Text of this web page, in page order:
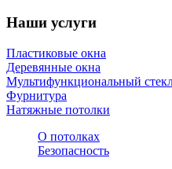
Наши услуги
Пластиковые окна
Деревянные окна
Мультифункциональный
Фурнитура
Натяжные потолки
О потолках
Безопасность